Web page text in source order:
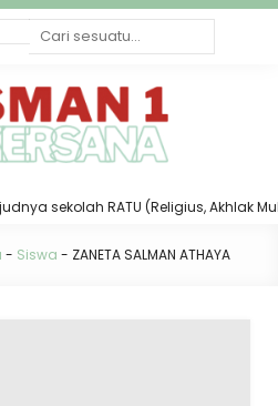
sekolah RATU (Religius, Akhlak
- Siswa - ZANETA SALMAN ATHAYA